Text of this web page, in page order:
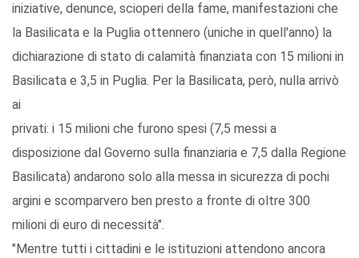
iniziative, denunce, scioperi della fame, manifestazioni che
la Basilicata e la Puglia ottennero (uniche in quell'anno) la
dichiarazione di stato di calamità finanziata con 15 milioni in
Basilicata e 3,5 in Puglia. Per la Basilicata, però, nulla arrivò
ai
privati: i 15 milioni che furono spesi (7,5 messi a
disposizione dal Governo sulla finanziaria e 7,5 dalla Regione
Basilicata) andarono solo alla messa in sicurezza di pochi
argini e scomparvero ben presto a fronte di oltre 300
milioni di euro di necessità".
"Mentre tutti i cittadini e le istituzioni attendono ancora